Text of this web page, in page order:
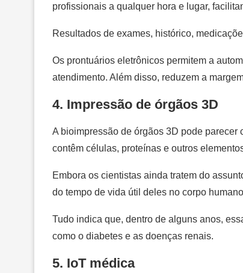
profissionais a qualquer hora e lugar,
Resultados de exames, histórico,
Os prontuários eletrônicos permitem a
atendimento. Além disso, reduzem a
4. Impressão de órgãos 3D
A bioimpressão de órgãos 3D pode
contêm células, proteínas e outros
Embora os cientistas ainda tratem do
do tempo de vida útil deles no corpo
Tudo indica que, dentro de alguns anos,
como o diabetes e as doenças renais.
5. IoT médica